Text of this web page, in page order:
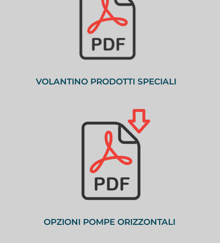
VOLANTINO PRODOTTI SPECIALI
OPZIONI POMPE ORIZZONTALI